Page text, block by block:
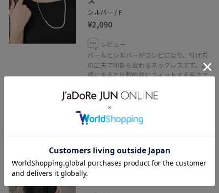
シルバー / F
¥2,090
レビュー
パールとシルバーがコンビになり、付け方
の工夫で印象も変わるネックレスです。2
連にすると比較的首にフィットする長さで
けられます。
2WAYドロストショルダーバッグ
ブラック / F